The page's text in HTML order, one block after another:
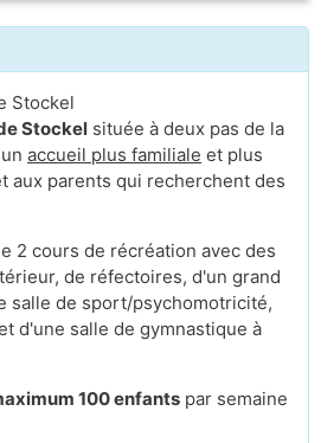
Stockel
Stockel située à deux pas de la
accueil plus familiale et plus
aux parents qui recherchent des
2 cours de récréation avec des
de réfectoires, d'un grand
salle de sport/psychomotricité,
d'une salle de gymnastique à
100 enfants par semaine